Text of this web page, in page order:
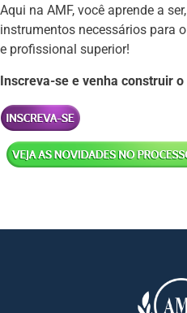
Aqui na AMF, você aprende a
instrumentos necessários para
e profissional superior!
Inscreva-se e venha construir